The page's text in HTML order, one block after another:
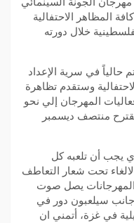
مؤكدا الغاء كافة المظاهر الاحتفالية
خلال دورته
حالياً في سرية الإعداد
وستقدم تظاهرة
المهرجان إلي نحو
منتصف ديسمبر
يجب أن تلعبه كل
تحت شعار التعاطف
يصل صوت
سيلعبون دور في
في غزة، أتمني ان